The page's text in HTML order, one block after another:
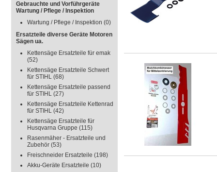
Gebrauchte und Vorführgeräte
Wartung / Pflege / Inspektion
Wartung / Pflege / Inspektion (0)
Ersatzteile diverse Geräte Motoren
Sägen ua.
Kettensäge Ersatzteile für emak
(52)
Kettensäge Ersatzteile Schwert
für STIHL (68)
Kettensäge Ersatzteile passend
für STIHL (27)
Kettensäge Ersatzteile Kettenrad
für STIHL (42)
Kettensäge Ersatzteile für
Husqvarna Gruppe (115)
Rasenmäher - Ersatzteile und
Zubehör (53)
Freischneider Ersatzteile (198)
Akku-Geräte Ersatzteile (10)